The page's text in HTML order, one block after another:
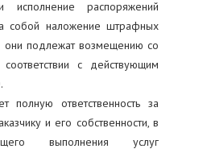
распоряжений
собой наложение штрафных
они подлежат возмещению со
с действующим
полную ответственность за
и его собственности, в
выполнения услуг